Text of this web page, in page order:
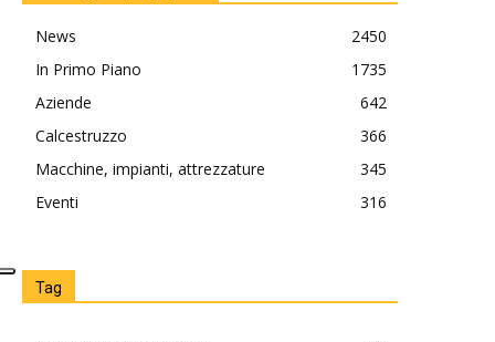
News
2450
In Primo Piano
1735
Aziende
642
Calcestruzzo
366
Macchine, impianti, attrezzature
345
Eventi
316
Tag